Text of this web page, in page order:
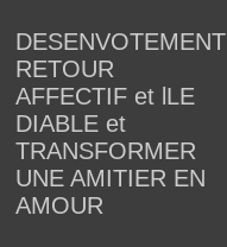
DESENVOTEMENT
RETOUR
AFFECTIF et lLE
DIABLE et
TRANSFORMER
UNE AMITIER EN
AMOUR